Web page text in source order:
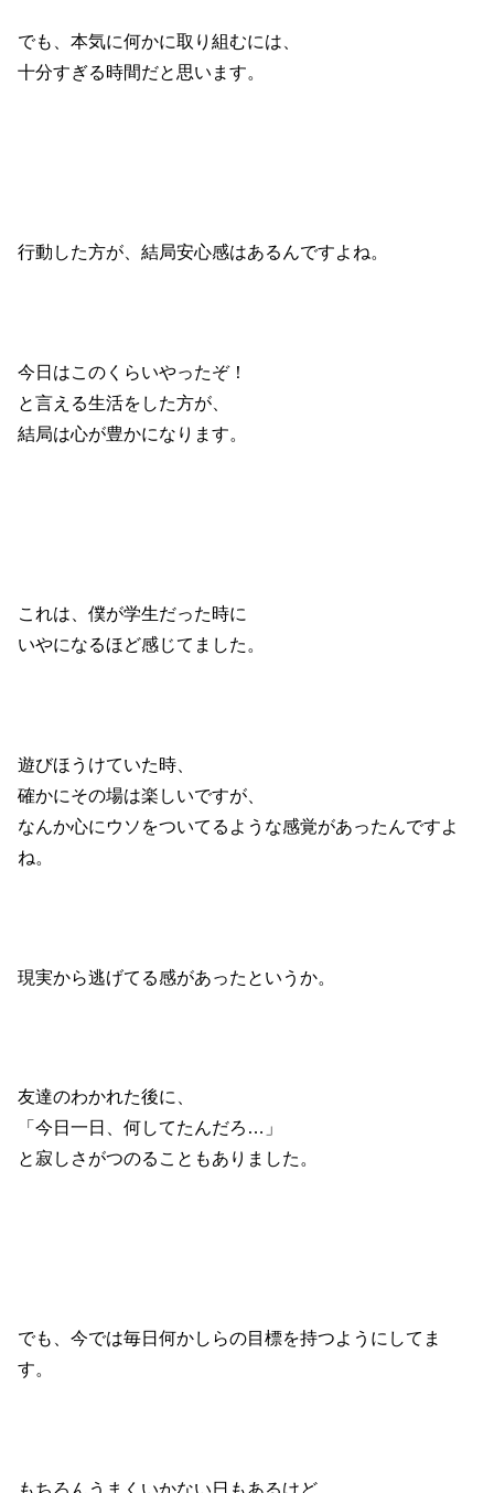
でも、本気に何かに取り組むには、
十分すぎる時間だと思います。
行動した方が、結局安心感はあるんですよね。
今日はこのくらいやったぞ！
と言える生活をした方が、
結局は心が豊かになります。
これは、僕が学生だった時に
いやになるほど感じてました。
遊びほうけていた時、
確かにその場は楽しいですが、
なんか心にウソをついてるような感覚があったんですよ
ね。
現実から逃げてる感があったというか。
友達のわかれた後に、
「今日一日、何してたんだろ…」
と寂しさがつのることもありました。
でも、今では毎日何かしらの目標を持つようにしてま
す。
もちろんうまくいかない日もあるけど、